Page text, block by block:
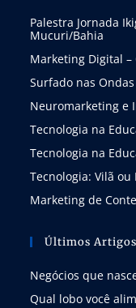
Palestra Jornada
Mucuri/Bahia
Marketing Digital –
Surfado nas
Neuromarketing e
Tecnologia na
Tecnologia na
Tecnologia: Vilã
Marketing de
Últimos Artigos
Negócios que
Qual lobo você